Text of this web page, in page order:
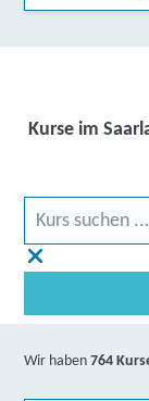
66117
TERTIA
Lernstudio
GmbH |
Kurse im
Wir haben764